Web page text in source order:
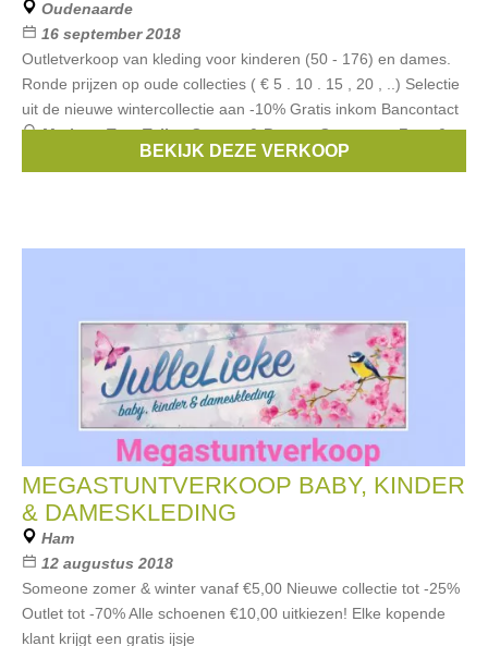
Oudenaarde
16 september 2018
Outletverkoop van kleding voor kinderen (50 - 176) en dames.
Ronde prijzen op oude collecties ( € 5 . 10 . 15 , 20 , ..) Selectie
uit de nieuwe wintercollectie aan -10% Gratis inkom Bancontact
Merken:Tom Tailor,Stones & Bones,Someone,Froy &
, ...
BEKIJK DEZE VERKOOP
MEGASTUNTVERKOOP BABY, KINDER
& DAMESKLEDING
Ham
12 augustus 2018
Someone zomer & winter vanaf €5,00 Nieuwe collectie tot -25%
Outlet tot -70% Alle schoenen €10,00 uitkiezen! Elke kopende
klant krijgt een gratis ijsje